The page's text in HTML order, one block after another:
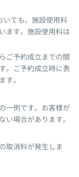
いても、施設使用料
ます。施設使用料は
ご予約成立までの間
。ご予約成立時に表
す。
一例です。お客様が
い場合があります。
取消料が発生しま